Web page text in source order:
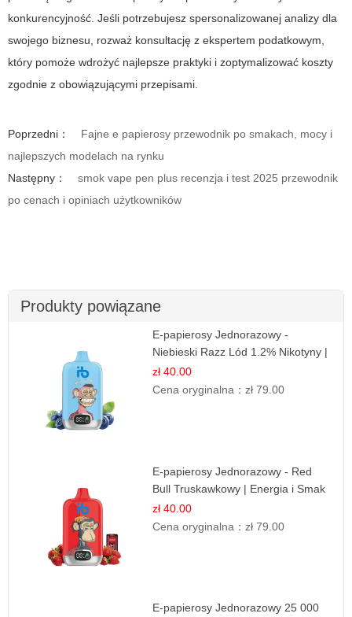
konkurencyjność. Jeśli potrzebujesz spersonalizowanej analizy dla
swojego biznesu, rozważ konsultację z ekspertem podatkowym,
który pomoże wdrożyć najlepsze praktyki i zoptymalizować koszty
zgodnie z obowiązującymi przepisami.
Poprzedni：
Fajne e papierosy przewodnik po smakach, mocy i
najlepszych modelach na rynku
Następny：
smok vape pen plus recenzja i test 2025 przewodnik
po cenach i opiniach użytkowników
Produkty powiązane
E-papierosy Jednorazowy -
Niebieski Razz Lód 1.2% Nikotyny |
Mocne Doznania
zł 40.00
Cena oryginalna：zł 79.00
E-papierosy Jednorazowy - Red
Bull Truskawkowy | Energia i Smak
zł 40.00
Cena oryginalna：zł 79.00
E-papierosy Jednorazowy 25 000